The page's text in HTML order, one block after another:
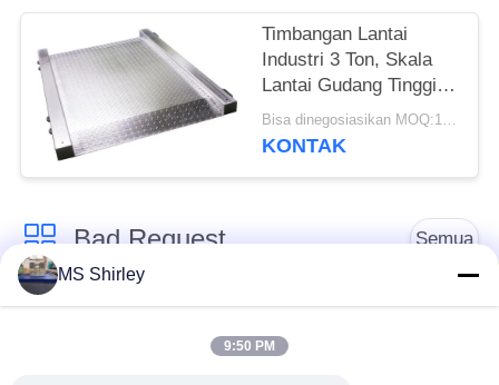
Timbangan Lantai
Industri 3 Ton, Skala
Lantai Gudang Tinggi
Platform 65mm
Bisa dinegosiasikan MOQ:10 set
KONTAK
Bad Request Semua
Jembatan Timbang
Jembatan Timbang
Truk
MS Shirley
9:50 PM